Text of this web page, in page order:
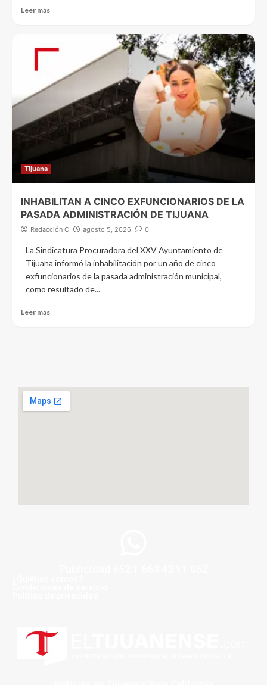
Leer más
Tijuana
INHABILITAN A CINCO EXFUNCIONARIOS DE LA
PASADA ADMINISTRACIÓN DE TIJUANA
Redacción C agosto 5, 2026 0
La Sindicatura Procuradora del XXV Ayuntamiento de
Tijuana informó la inhabilitación por un año de cinco
exfuncionarios de la pasada administración municipal,
como resultado de...
Leer más